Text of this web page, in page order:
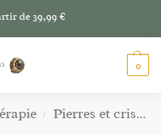
de 39,99 €
0
/ Pierres et cristaux